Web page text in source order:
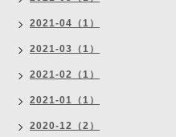
2021-04（1）
2021-03（1）
2021-02（1）
2021-01（1）
2020-12（2）